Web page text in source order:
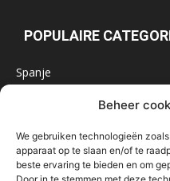
Beheer
We gebruiken technologieën
apparaat op te slaan en/of te
beste ervaring te bieden en om
POPULAIRE
Spanje
Marokko
IJsland